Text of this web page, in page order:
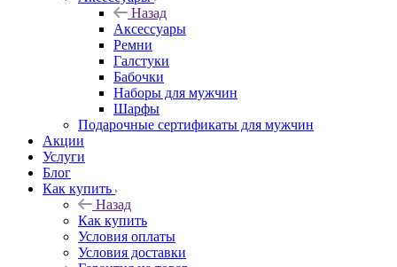
Назад
Аксессуары
Ремни
Галстуки
Бабочки
Наборы для мужчин
Шарфы
Подарочные сертификаты для мужчин
Акции
Услуги
Блог
Как купить
Назад
Как купить
Условия оплаты
Условия доставки